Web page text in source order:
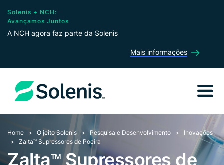
Solenis + NCH:
Avançamos Juntos
A NCH agora faz parte da Solenis
Mais informações
Home O jeito Solenis Pesquisa e Desenvolvimento
Inovações
ZaltaTM Supressores de Poeira
ZaltaTMSupressores de